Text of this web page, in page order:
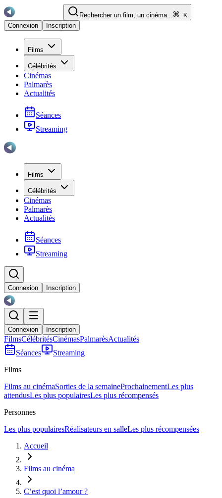
Rechercher un film, un cinéma...
K
Connexion
Inscription
Films
Célébrités
Cinémas
Palmarès
Actualités
Séances
Streaming
Films
Célébrités
Cinémas
Palmarès
Actualités
Séances
Streaming
Connexion Inscription
Connexion Inscription
FilmsCélébritésCinémasPalmarèsActualités
Séances
Streaming
Films
Films au cinémaSorties de la semaineProchainementLes plus
attendusLes plus populairesLes plus récompensés
Personnes
Les plus populairesRéalisateurs en salleLes plus récompensées
Accueil
Films au cinéma
C’est quoi l’amour ?